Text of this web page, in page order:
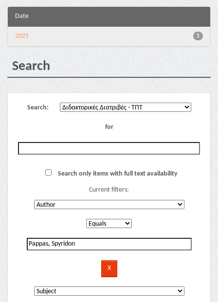
Date
1
2025
Search
Search:
for
Search only items with full text availability
Current filters: